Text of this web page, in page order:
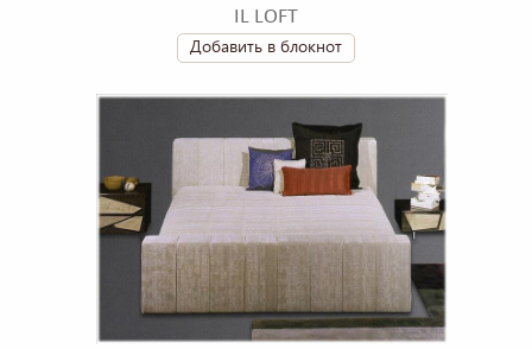
IL LOFT
Добавить в блокнот